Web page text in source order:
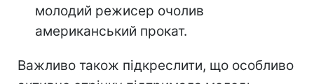
молодий режисер очолив
американський прокат.
Важливо також підкреслити, що особливо